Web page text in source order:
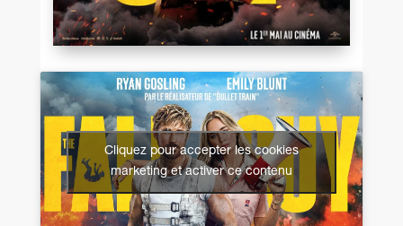
Cliquez pour accepter les cookies
marketing et activer ce contenu